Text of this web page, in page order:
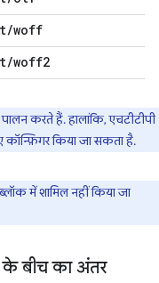
/woff
/woff2
करते हैं. हालांकि, एचटीटीपी
किया जा सकता है.
में शामिल नहीं किया जा
बीच का अंतर